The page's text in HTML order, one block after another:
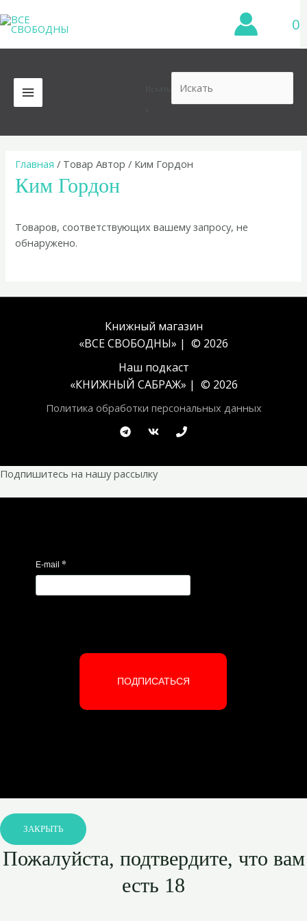
к
содержимому
0
MAIN
MENU
Главная / Товар Автор / Ким Гордон
Ким Гордон
Товаров, соответствующих вашему запросу, не
обнаружено.
Книжный магазин
«ВСЕ СВОБОДНЫ» | © 2026
Наш подкаст
«КНИЖНЫЙ САБРАЖ» | © 2026
Политика обработки персональных данных
Подпишитесь на нашу рассылку
E-mail *
ПОДПИСАТЬСЯ
ЗАКРЫТЬ
Пожалуйста, подтвердите, что вам
есть 18